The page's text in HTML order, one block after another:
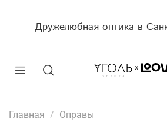
Дружелюбная оптика в
Главная Оправы